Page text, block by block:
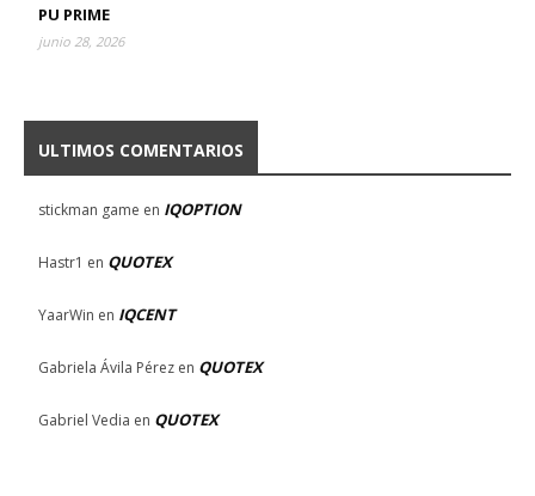
PU PRIME
junio 28, 2026
ULTIMOS COMENTARIOS
stickman game en IQOPTION
Hastr1 en QUOTEX
YaarWin en IQCENT
Gabriela Ávila Pérez en QUOTEX
Gabriel Vedia en QUOTEX